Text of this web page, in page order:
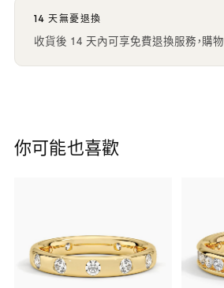
14 天無憂退換
收貨後 14 天內可享免費退換服務，購物
你可能也喜歡